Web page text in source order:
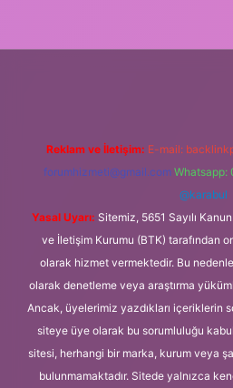
Reklam ve İletişim: E-mail:
forumhizmeti@gmail.com Whatsapp:
@karabul
Yasal Uyarı: Sitemiz, 5651 Sayılı
ve İletişim Kurumu (BTK) tarafından
olarak hizmet vermektedir. Bu
olarak denetleme veya araştırma
Ancak, üyelerimiz yazdıkları içeriklerin
siteye üye olarak bu sorumluluğu
sitesi, herhangi bir marka, kurum veya
bulunmamaktadır. Sitede yalnızca